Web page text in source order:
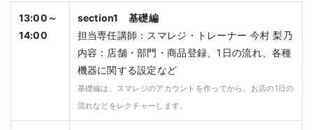
13:00～
14:00
section1 基礎編
担当専任講師：スマレジ・トレーナー 今村 梨乃
内容：店舗・部門・商品登録、1日の流れ、各種
機器に関する設定など
基礎編は、スマレジのアカウントを作ってから、お店の1日の
流れなどをレクチャーします。